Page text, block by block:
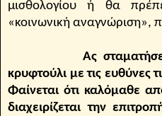
μισθολογίου ή θα
«κοινωνική αναγνώριση»,
Ας
κρυφτούλι με τις ευθύνες
Φαίνεται ότι καλόμαθε
διαχειρίζεται την